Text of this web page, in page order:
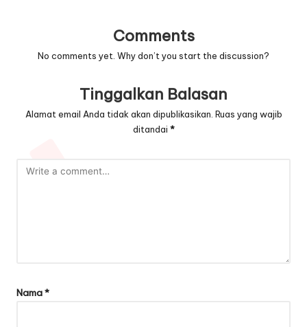
Comments
No comments yet. Why don’t you start the discussion?
Tinggalkan Balasan
Alamat email Anda tidak akan dipublikasikan. Ruas yang wajib
ditandai *
Nama*